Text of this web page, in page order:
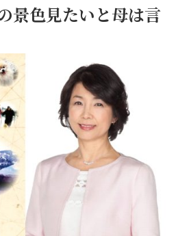
景色見たいと母は言